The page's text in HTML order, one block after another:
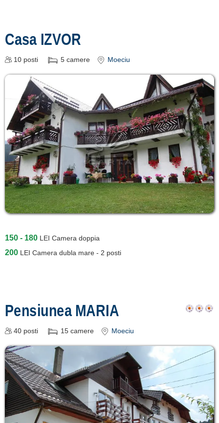
Casa IZVOR
10 posti 5 camere Moeciu
150 - 180 LEI Camera doppia
200 LEI Camera dubla mare - 2 posti
Pensiunea MARIA
40 posti 15 camere Moeciu